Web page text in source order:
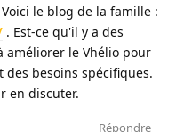
le blog de la famille :
. Est-ce qu'il y a des
améliorer le Vhélio pour
des besoins spécifiques.
en discuter.
Répondre